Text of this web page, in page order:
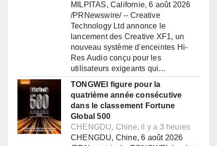
MILPITAS, Californie, 6 août 2026
/PRNewswire/ -- Creative
Technology Ltd annonce le
lancement des Creative XF1, un
nouveau système d'enceintes Hi-
Res Audio conçu pour les
utilisateurs exigeants qui…
TONGWEI figure pour la
quatrième année consécutive
dans le classement Fortune
Global 500
CHENGDU, Chine, il y a 3 heures
CHENGDU, Chine, 6 août 2026